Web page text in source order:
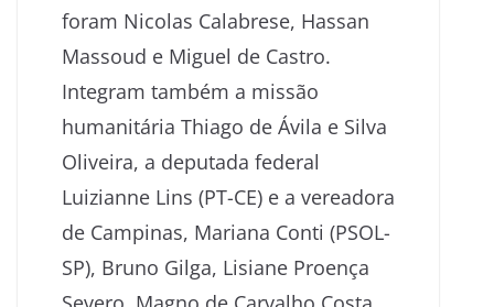
foram Nicolas Calabrese, Hassan
Massoud e Miguel de Castro.
Integram também a missão
humanitária Thiago de Ávila e Silva
Oliveira, a deputada federal
Luizianne Lins (PT-CE) e a vereadora
de Campinas, Mariana Conti (PSOL-
SP), Bruno Gilga, Lisiane Proença